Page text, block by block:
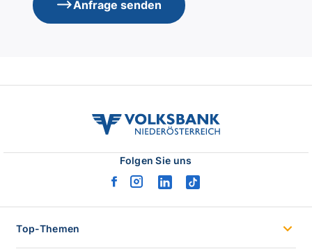
Anfrage senden
volksbank
noe
Folgen Sie uns
facebook
instagram
linkedintiktok
Top-Themen